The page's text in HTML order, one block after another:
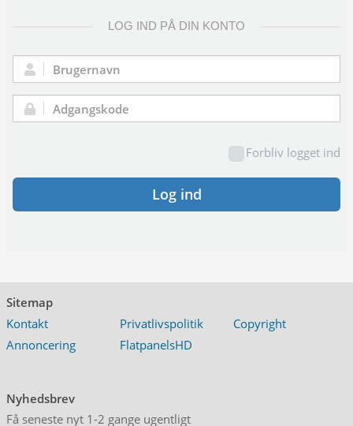
LOG IND PÅ DIN KONTO
Brugernavn:
Adgangskode:
Forbliv logget ind
Log ind
Sitemap
Kontakt
Privatlivspolitik
Copyright
Annoncering
FlatpanelsHD
Nyhedsbrev
Få seneste nyt 1-2 gange ugentligt